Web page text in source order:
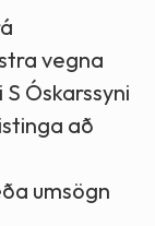
vegna
Óskarssyni
að
umsögn